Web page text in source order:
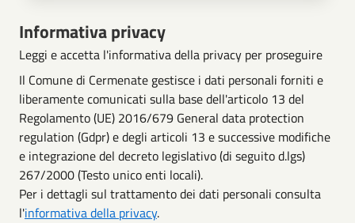
Informativa privacy
Leggi e accetta l'informativa della privacy per proseguire
Il Comune di Cermenate gestisce i dati personali forniti e
liberamente comunicati sulla base dell'articolo 13 del
Regolamento (UE) 2016/679 General data protection
regulation (Gdpr) e degli articoli 13 e successive modifiche
e integrazione del decreto legislativo (di seguito d.lgs)
267/2000 (Testo unico enti locali).
Per i dettagli sul trattamento dei dati personali consulta
l'informativa della privacy.